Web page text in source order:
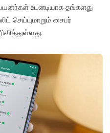
உடனடியாக தங்களது
செய்யுமாறும் சைபர்